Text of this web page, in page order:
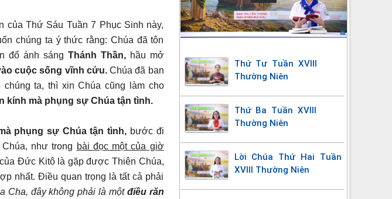
của Thứ Sáu Tuần 7 Phục Sinh này,
chúng ta ý thức rằng: Chúa đã tôn
đổ ánh sáng Thánh Thần,hầu mở
cuộc sống vĩnh cửu.Chúa đã ban
ta, thì xin Chúa cũng làm cho
kính mà phụng sự Chúa tận tình.
phụng sự Chúa tận tình, bước đi
Chúa, như trong bài đọc một của giờ
Đức Kitô là gặp được Thiên Chúa,
nhất. Điều quan trọng là tất cả phải
Cha, đây không phải là một điều răn
Thứ Tư Tuần XVIII
Thường Niên
Thứ Ba Tuần XVIII
Thường Niên
Lời Chúa Thứ Hai Tuần
XVIII Thường Niên